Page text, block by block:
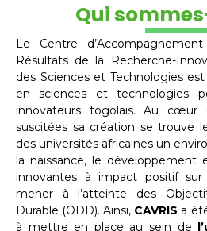
Qui
Le Centre
Résultats de la Recherche-
des Sciences et Technologies
en sciences et technologies
innovateurs togolais. Au cœur
suscitées sa création se trouve
des universités africaines un
la naissance, le développement
innovantes à impact positif
mener à l’atteinte des
Durable (ODD). Ainsi, CAVRIS a
à mettre en place au sein de